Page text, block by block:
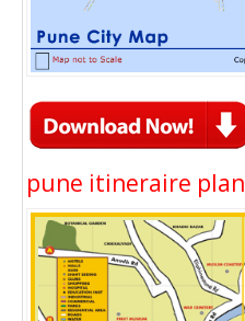
pune itineraire plan